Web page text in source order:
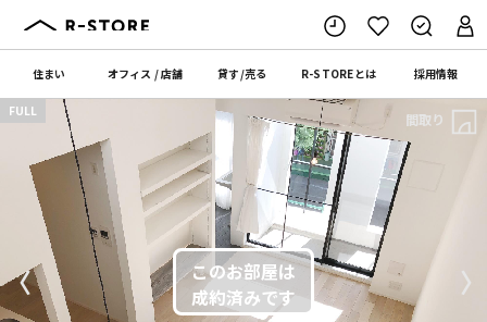
住まい オフィス /店舗 貸す/売る R-STOREとは 採用情報
〈 〉
FULL 間取り